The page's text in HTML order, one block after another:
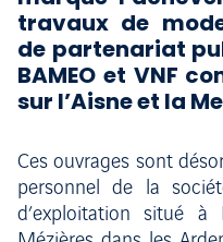
travaux de
de partenariat
BAMEO et VNF
sur l’Aisne et la
Ces ouvrages sont
personnel de la
d’exploitation situé à